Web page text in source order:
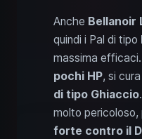
Anche Bellanoir
quindi i Pal di tipo
massima
pochi HP, si
di tipo Ghiaccio
molto pericoloso,
forte contro il